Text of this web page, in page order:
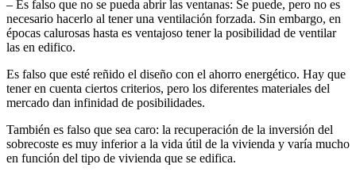
– Es falso que no se pueda abrir las ventanas: Se puede, pero no es
necesario hacerlo al tener una ventilación forzada. Sin embargo, en
épocas calurosas hasta es ventajoso tener la posibilidad de ventilar
las en edifico.
Es falso que esté reñido el diseño con el ahorro energético. Hay que
tener en cuenta ciertos criterios, pero los diferentes materiales del
mercado dan infinidad de posibilidades.
También es falso que sea caro: la recuperación de la inversión del
sobrecoste es muy inferior a la vida útil de la vivienda y varía mucho
en función del tipo de vivienda que se edifica.